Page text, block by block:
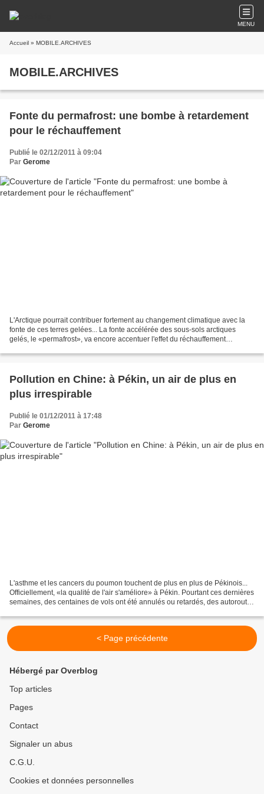
MENU
Accueil » MOBILE.ARCHIVES
MOBILE.ARCHIVES
Fonte du permafrost: une bombe à retardement
pour le réchauffement
Publié le 02/12/2011 à 09:04
Par Gerome
L'Arctique pourrait contribuer fortement au changement climatique avec la
fonte de ces terres gelées... La fonte accélérée des sous-sols arctiques
gelés, le «permafrost», va encore accentuer l'effet du réchauffement
Pollution en Chine: à Pékin, un air de plus en
plus irrespirable
Publié le 01/12/2011 à 17:48
Par Gerome
L'asthme et les cancers du poumon touchent de plus en plus de Pékinois...
Officiellement, «la qualité de l'air s'améliore» à Pékin. Pourtant ces dernières
semaines, des centaines de vols ont été annulés ou retardés, des autoroutes
< Page précédente
Hébergé par Overblog
Top articles
Pages
Contact
Signaler un abus
C.G.U.
Cookies et données personnelles